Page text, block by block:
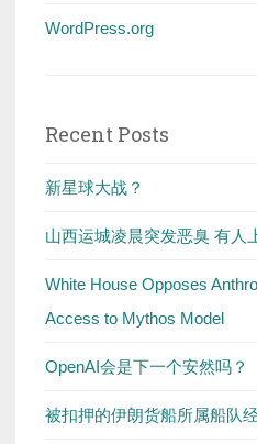
WordPress.org
Recent Posts
新星球大战？
山西运城凌晨突发恶臭 有人
White House Opposes
Access to Mythos Model
OpenAI会是下一个安然吗？
被扣押的伊朗货船所属船队